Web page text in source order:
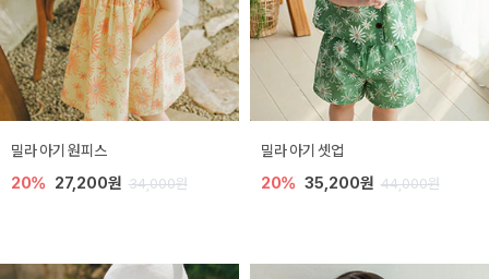
밀라 아기 원피스
20% 27,200원 34,000원
밀라 아기 셋업
20% 35,200원 44,000원